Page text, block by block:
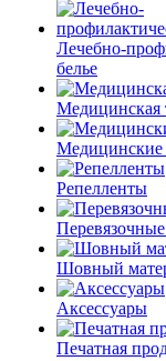
Лечебно-
белье
Медицинская
Медицинские
Репелленты
Перевязочные
Шовный
Аксессуары
Печатная